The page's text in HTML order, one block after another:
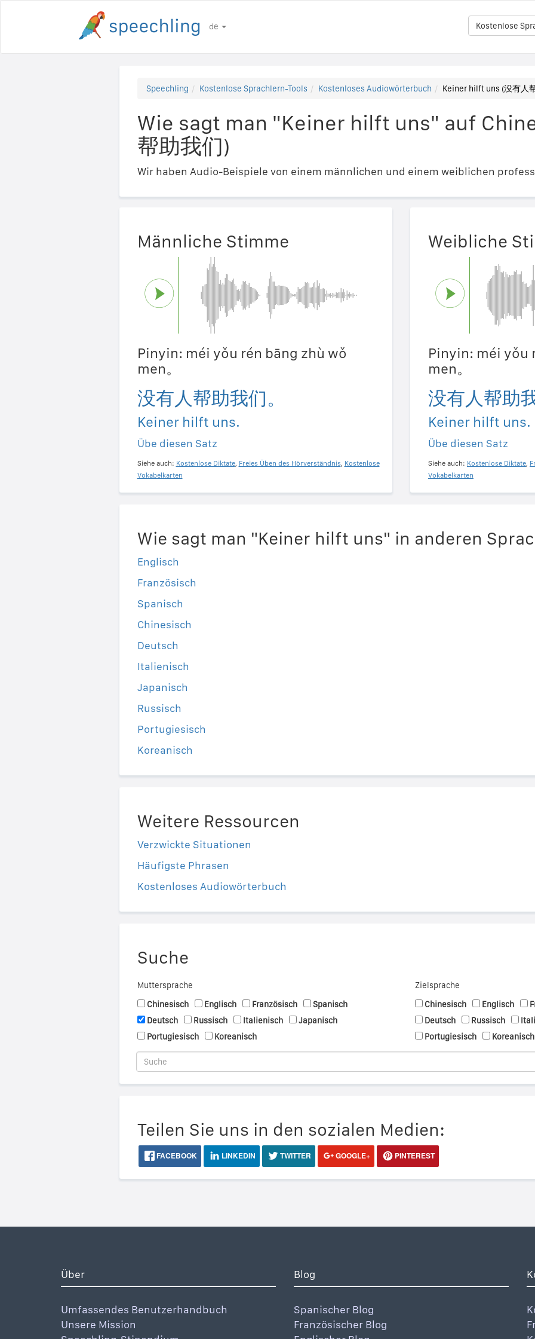
de Kostenlose
Speechling Kostenlose Sprachlern-Tools Kostenloses Audiowörterbuch Keiner hilft uns (没有人
Wie sagt man "Keiner hilft uns" auf
帮助我们)
Wir haben Audio-Beispiele von einem männlichen und einem weiblichen
Männliche Stimme
Pinyin: méi yǒu rén bāng zhù wǒ
men。
没有人帮助我们。
Keiner hilft uns.
Übe diesen Satz
Siehe auch: Kostenlose Diktate, Freies Üben des Hörverständnis, Kostenlose
Vokabelkarten
Weibliche
Pinyin: méi yǒu
men。
没有人帮助
Keiner hilft uns.
Übe diesen Satz
Siehe auch: Kostenlose Diktate,
Vokabelkarten
Wie sagt man "Keiner hilft uns" in anderen
Englisch
Französisch
Spanisch
Chinesisch
Deutsch
Italienisch
Japanisch
Russisch
Portugiesisch
Koreanisch
Weitere Ressourcen
Verzwickte Situationen
Häufigste Phrasen
Kostenloses Audiowörterbuch
Suche
Muttersprache
Chinesisch
Englisch Französisch
Spanisch
Deutsch
Russisch Italienisch
Japanisch
Portugiesisch
Koreanisch
Zielsprache
Chinesisch
Englisch
Deutsch
Russisch
Portugiesisch
Koreanisch
Teilen Sie uns in den sozialen Medien:
FACEBOOK LINKEDIN TWITTER GOOGLE+ PINTEREST
Über
Umfassendes Benutzerhandbuch
Unsere Mission
Blog
Spanischer Blog
Französischer Blog